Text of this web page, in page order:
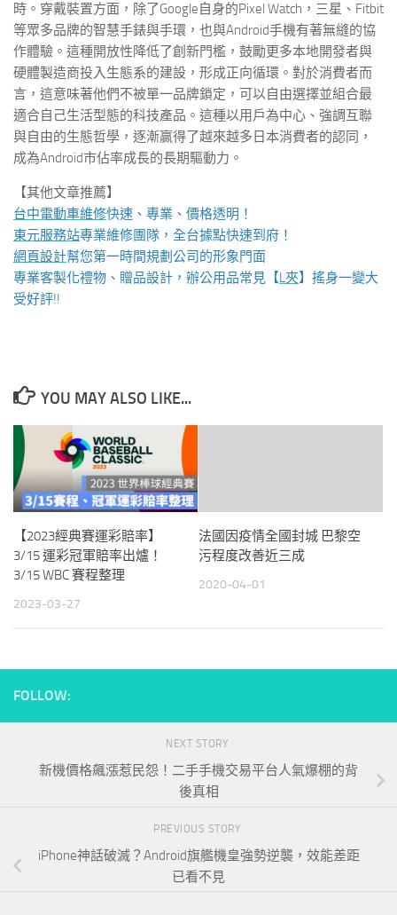
時。穿戴裝置方面，除了Google自身的Pixel Watch，三星、Fitbit
等眾多品牌的智慧手錶與手環，也與Android手機有著無縫的協
作體驗。這種開放性降低了創新門檻，鼓勵更多本地開發者與
硬體製造商投入生態系的建設，形成正向循環。對於消費者而
言，這意味著他們不被單一品牌鎖定，可以自由選擇並組合最
適合自己生活型態的科技產品。這種以用戶為中心、強調互聯
與自由的生態哲學，逐漸贏得了越來越多日本消費者的認同，
成為Android市佔率成長的長期驅動力。
【其他文章推薦】
台中電動車維修快速、專業、價格透明！
東元服務站專業維修團隊，全台據點快速到府！
網頁設計幫您第一時間規劃公司的形象門面
專業客製化禮物、贈品設計，辦公用品常見【L夾】搖身一變大
受好評!!
YOU MAY ALSO LIKE...
【2023經典賽運彩賠率】
3/15 運彩冠軍賠率出爐！
3/15 WBC 賽程整理
2023-03-27
法國因疫情全國封城 巴黎空
污程度改善近三成
2020-04-01
FOLLOW:
NEXT STORY
新機價格飆漲惹民怨！二手手機交易平台人氣爆棚的背
後真相
PREVIOUS STORY
iPhone神話破滅？Android旗艦機皇強勢逆襲，效能差距
已看不見